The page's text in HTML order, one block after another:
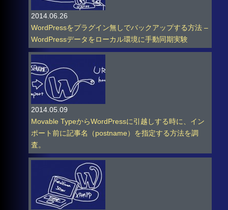
2014.06.26
WordPressをプラグイン無しでバックアップする方法 –
WordPressデータをローカル環境に手動同期実験
2014.05.09
Movable TypeからWordPressに引越しする時に、イン
ポート前に記事名（postname）を指定する方法を調
査。